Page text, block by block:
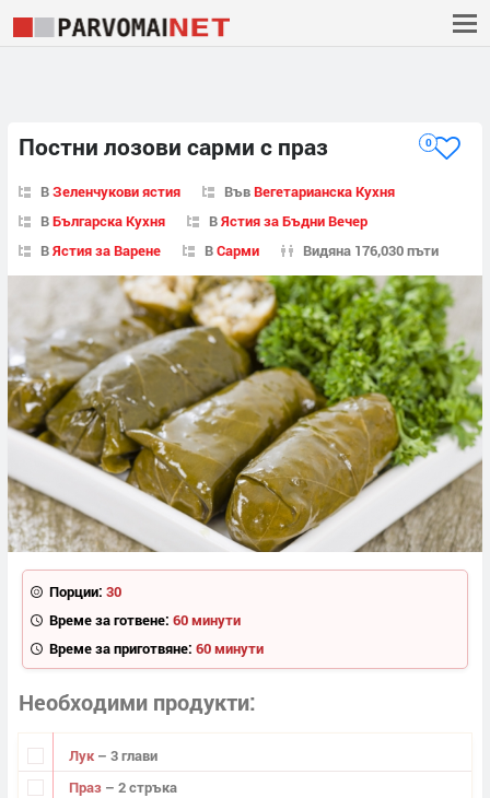
Постни лозови сарми с праз 0
ВЗеленчукови ястия ВъвВегетарианска Кухня
ВБългарска Кухня ВЯстия за Бъдни Вечер
ВЯстия за Варене ВСарми Видяна 176,030 пъти
Порции: 30
Време за готвене: 60 минути
Време за приготвяне: 60 минути
Необходими продукти
Лук – 3 глави
Праз – 2 стръка